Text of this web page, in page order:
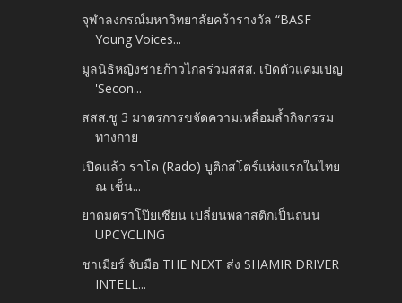
จุฬาลงกรณ์มหาวิทยาลัยคว้ารางวัล “BASF
Young Voices...
มูลนิธิหญิงชายก้าวไกลร่วมสสส. เปิดตัวแคมเปญ
'Secon...
สสส.ชู 3 มาตรการขจัดความเหลื่อมล้ำกิจกรรม
ทางกาย
เปิดแล้ว ราโด (Rado) บูติกสโตร์แห่งแรกในไทย
ณ เซ็น...
ยาดมตราโป๊ยเซียน เปลี่ยนพลาสติกเป็นถนน
UPCYCLING
ชาเมียร์ จับมือ THE NEXT ส่ง SHAMIR DRIVER
INTELL...